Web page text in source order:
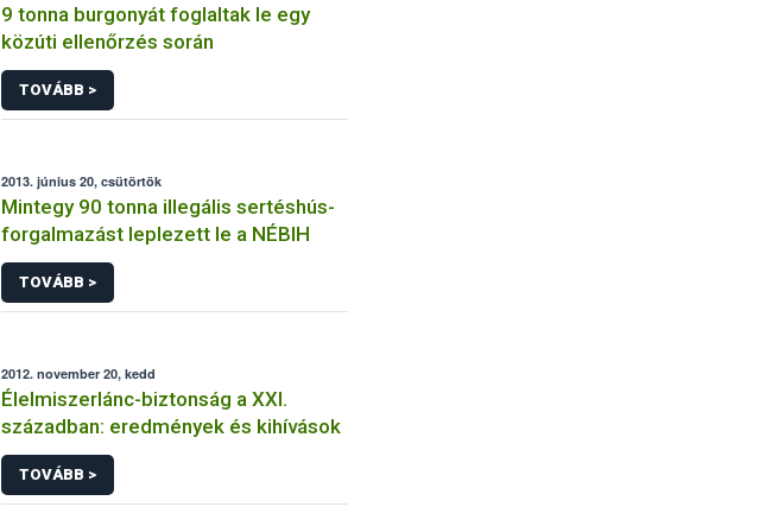
9 tonna burgonyát foglaltak le egy
közúti ellenőrzés során
TOVÁBB >
2013. június 20, csütörtök
Mintegy 90 tonna illegális sertéshús-
forgalmazást leplezett le a NÉBIH
TOVÁBB >
2012. november 20, kedd
Élelmiszerlánc-biztonság a XXI.
században: eredmények és kihívások
TOVÁBB >